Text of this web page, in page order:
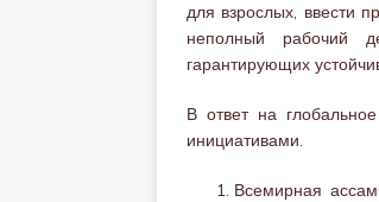
для взрослых, ввести
неполный рабочий
гарантирующих
В ответ на
инициативами.
Всемирная